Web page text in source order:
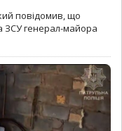
повідомив, що
ЗСУ генерал-майора